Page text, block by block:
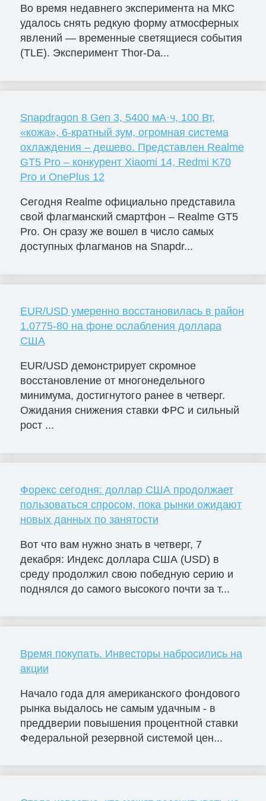
Во время недавнего эксперимента на МКС
удалось снять редкую форму атмосферных
явлений — временные светящиеся события
(TLE). Эксперимент Thor-Da...
Snapdragon 8 Gen 3, 5400 мА·ч, 100 Вт,
«кожа», 6-кратный зум, огромная система
охлаждения – дешево. Представлен Realme
GT5 Pro – конкурент Xiaomi 14, Redmi K70
Pro и OnePlus 12
Сегодня Realme официально представила
свой флагманский смартфон – Realme GT5
Pro. Он сразу же вошел в число самых
доступных флагманов на Snapdr...
EUR/USD умеренно восстановилась в район
1.0775-80 на фоне ослабления доллара
США
EUR/USD демонстрирует скромное
восстановление от многонедельного
минимума, достигнутого ранее в четверг.
Ожидания снижения ставки ФРС и сильный
рост ...
Форекс сегодня: доллар США продолжает
пользоваться спросом, пока рынки ожидают
новых данных по занятости
Вот что вам нужно знать в четверг, 7
декабря: Индекс доллара США (USD) в
среду продолжил свою победную серию и
поднялся до самого высокого почти за т...
Время покупать. Инвесторы набросились на
акции
Начало года для американского фондового
рынка выдалось не самым удачным - в
преддверии повышения процентной ставки
Федеральной резервной системой цен...